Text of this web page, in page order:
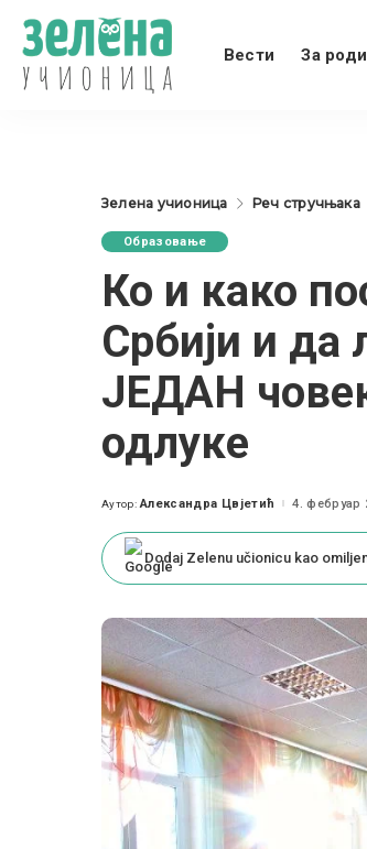
Вести За
Зелена учионица Реч стручњака
Образовање
Ко и како
Србији и да
ЈЕДАН
одлуке
Posted
Аутор: Александра Цвјетић 4. фебруар
Dodaj Zelenu učionicu kao